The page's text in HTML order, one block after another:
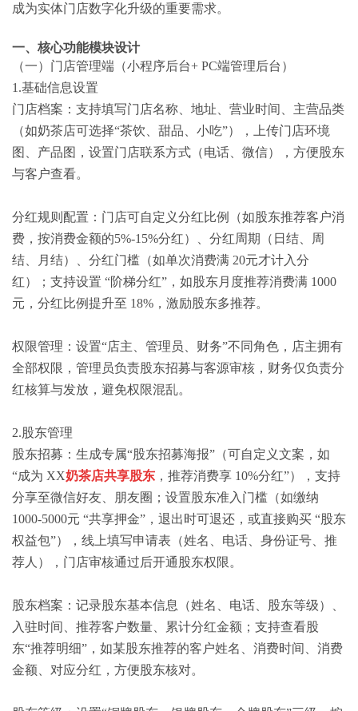
成为实体门店数字化升级的重要需求。
一、核心功能模块设计
（一）门店管理端（小程序后台+ PC端管理后台）
1.基础信息设置
门店档案：支持填写门店名称、地址、营业时间、主营品类
（如奶茶店可选择“茶饮、甜品、小吃”），上传门店环境
图、产品图，设置门店联系方式（电话、微信），方便股东
与客户查看。
分红规则配置：门店可自定义分红比例（如股东推荐客户消
费，按消费金额的5%-15%分红）、分红周期（日结、周
结、月结）、分红门槛（如单次消费满 20元才计入分
红）；支持设置 “阶梯分红”，如股东月度推荐消费满 1000
元，分红比例提升至 18%，激励股东多推荐。
权限管理：设置“店主、管理员、财务”不同角色，店主拥有
全部权限，管理员负责股东招募与客源审核，财务仅负责分
红核算与发放，避免权限混乱。
2.股东管理
股东招募：生成专属“股东招募海报”（可自定义文案，如
“成为 XX奶茶店共享股东 ，推荐消费享 10%分红”），支持
分享至微信好友、朋友圈；设置股东准入门槛（如缴纳
1000-5000元 “共享押金”，退出时可退还，或直接购买 “股东
权益包”），线上填写申请表（姓名、电话、身份证号、推
荐人），门店审核通过后开通股东权限。
股东档案：记录股东基本信息（姓名、电话、股东等级）、
入驻时间、推荐客户数量、累计分红金额；支持查看股
东“推荐明细”，如某股东推荐的客户姓名、消费时间、消费
金额、对应分红，方便股东核对。